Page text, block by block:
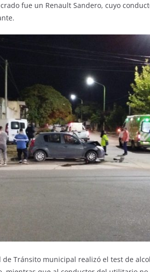
fue un Renault Sandero, cuyo
de Tránsito municipal realizó el test de